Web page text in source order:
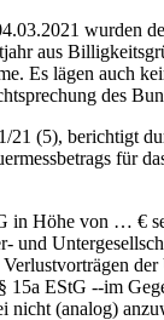
wurden der
aus
Es lägen auch
des
berichtigt durch
von … € sei
und
15a EStG ‑‑im
(analog)